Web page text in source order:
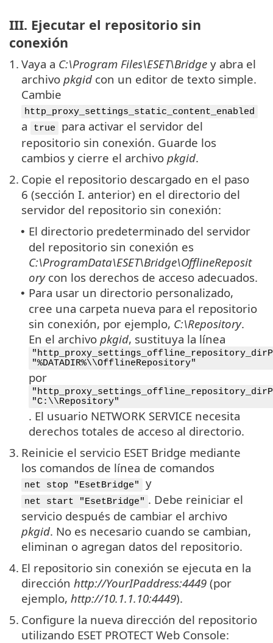
III. Ejecutar el repositorio sin
conexión
1. Vaya a C:\Program Files\ESET\Bridge y abra el
archivo pkgid con un editor de texto simple.
Cambie
http_proxy_settings_static_content_enabled
a true
para activar el servidor del
repositorio sin conexión. Guarde los
cambios y cierre el archivo pkgid.
2. Copie el repositorio descargado en el paso
6 (sección I. anterior) en el directorio del
servidor del repositorio sin conexión:
• El directorio predeterminado del servidor
del repositorio sin conexión es
C:\ProgramData\ESET\Bridge\OfflineReposit
orycon los derechos de acceso adecuados.
• Para usar un directorio personalizado,
cree una carpeta nueva para el repositorio
sin conexión, por ejemplo, C:\Repository.
En el archivo pkgid, sustituya la línea
"%DATADIR%\\OfflineRepository"
por
"C:\\Repository"
. El usuario NETWORK SERVICE necesita
derechos totales de acceso al directorio.
3. Reinicie el servicio ESET Bridge mediante
los comandos de línea de comandos
net stop "EsetBridge" y
net start "EsetBridge" . Debe reiniciar el
servicio después de cambiar el archivo
pkgid. No es necesario cuando se cambian,
eliminan o agregan datos del repositorio.
4. El repositorio sin conexión se ejecuta en la
dirección http://YourIPaddress:4449 (por
ejemplo, http://10.1.1.10:4449).
5. Configure la nueva dirección del repositorio
utilizando ESET PROTECT Web Console: